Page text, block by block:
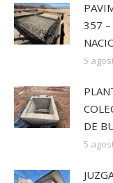
357 –
5
DE
5